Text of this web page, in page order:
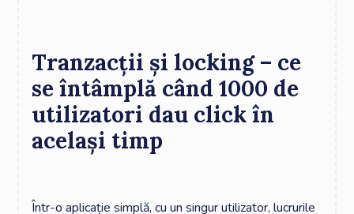
Tranzacții și locking – ce
se întâmplă când 1000 de
utilizatori dau click în
același timp
Într-o aplicație simplă, cu un singur utilizator, lucrurile